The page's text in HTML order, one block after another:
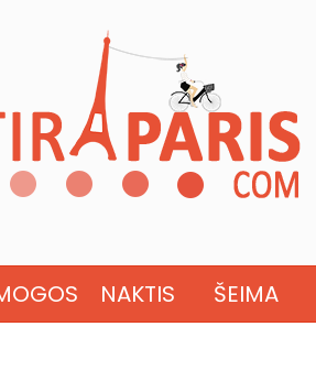
NAKTIS ŠEIMA